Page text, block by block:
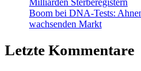
Boom bei DNA-Tests:
wachsenden Markt
Letzte Kommentare